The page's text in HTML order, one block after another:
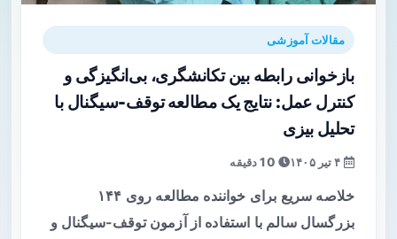
مقالات آموزشی
بازخوانی رابطه بین تکانشگری، بی‌انگیزگی و
کنترل عمل: نتایج یک مطالعه توقف-سیگنال با
تحلیل بیزی
خلاصه سریع برای خواننده مطالعه روی ۱۴۴
بزرگسال سالم با استفاده از آزمون توقف-سیگنال و